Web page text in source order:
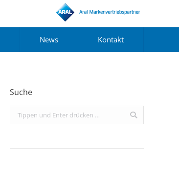
News Kontakt
Suche
Search: